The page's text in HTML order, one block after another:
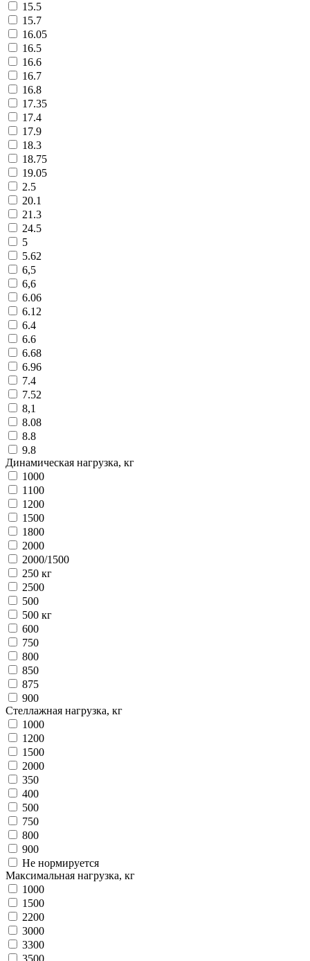
15.5
15.7
16.05
16.5
16.6
16.7
16.8
17.35
17.4
17.9
18.3
18.75
19.05
2.5
20.1
21.3
24.5
5
5.62
6,5
6,6
6.06
6.12
6.4
6.6
6.68
6.96
7.4
7.52
8,1
8.08
8.8
9.8
Динамическая нагрузка, кг
1000
1100
1200
1500
1800
2000
2000/1500
250 кг
2500
500
500 кг
600
750
800
850
875
900
Стеллажная нагрузка, кг
1000
1200
1500
2000
350
400
500
750
800
900
Не нормируется
Максимальная нагрузка, кг
1000
1500
2200
3000
3300
3500